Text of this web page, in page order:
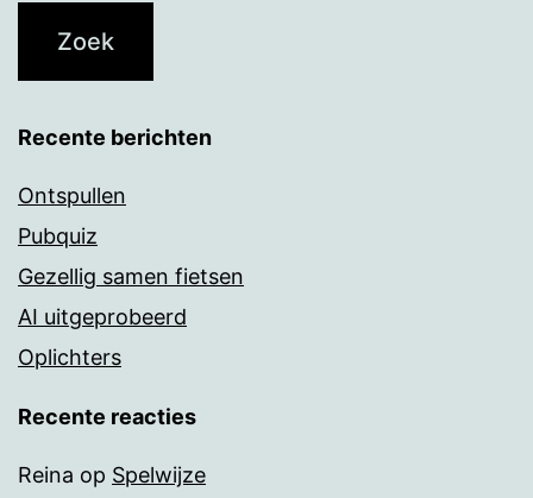
Recente berichten
Ontspullen
Pubquiz
Gezellig samen fietsen
AI uitgeprobeerd
Oplichters
Recente reacties
Reina op Spelwijze